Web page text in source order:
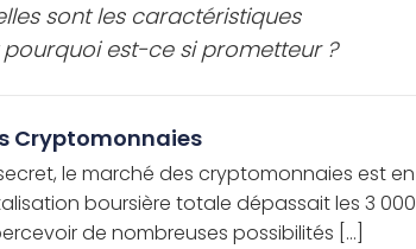
sont les caractéristiques
est-ce si prometteur ?
Cryptomonnaies
le marché des cryptomonnaies est en
boursière totale dépassait les 3 000
de nombreuses possibilités […]